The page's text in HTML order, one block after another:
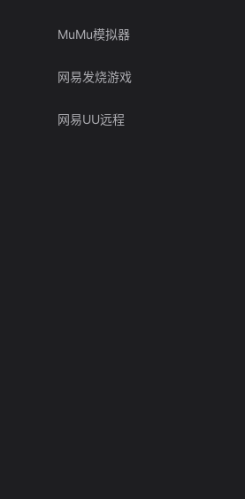
MuMu模拟器
网易发烧游戏
网易UU远程